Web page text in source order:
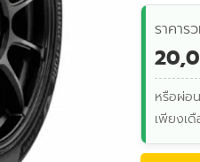
ราคาร
หรือผ่อน
เพียงเ